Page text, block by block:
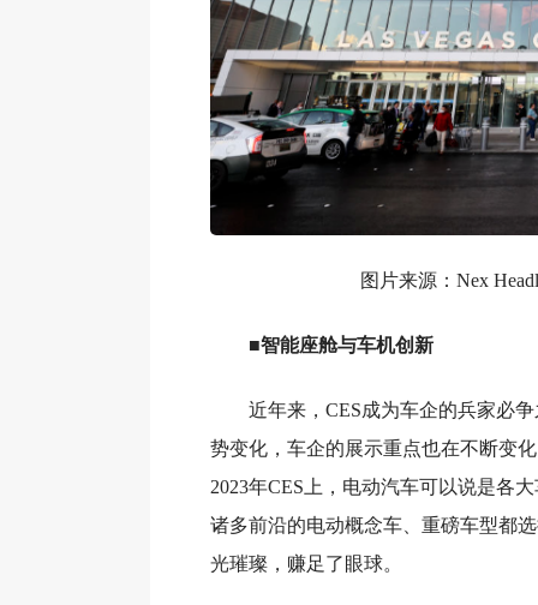
图片来源：Nex
■智能座舱与车机创新
近年来，CES成为车企的兵家必
势变化，车企的展示重点也在不断变
2023年CES上，电动汽车可以说是各
诸多前沿的电动概念车、重磅车型都
光璀璨，赚足了眼球。